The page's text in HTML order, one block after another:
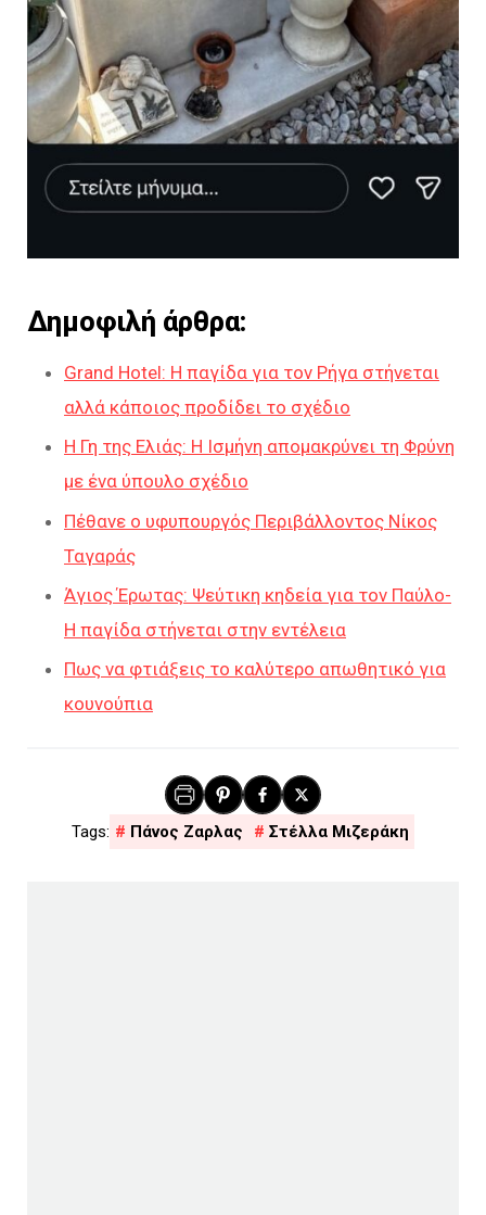
Δημοφιλή άρθρα:
Grand Hotel: Η παγίδα για τον Ρήγα στήνεται
αλλά κάποιος προδίδει το σχέδιο
Η Γη της Ελιάς: Η Ισμήνη απομακρύνει τη Φρύνη
με ένα ύπουλο σχέδιο
Πέθανε ο υφυπουργός Περιβάλλοντος Νίκος
Ταγαράς
Άγιος Έρωτας: Ψεύτικη κηδεία για τον Παύλο-
H παγίδα στήνεται στην εντέλεια
Πως να φτιάξεις το καλύτερο απωθητικό για
κουνούπια
Πάνος Ζαρλας Στέλλα Μιζεράκη